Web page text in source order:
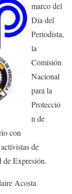
marco del
Día del
Periodista,
la
Comisión
Nacional
para la
Protecció
n de
con
de
de Expresión.
Acosta